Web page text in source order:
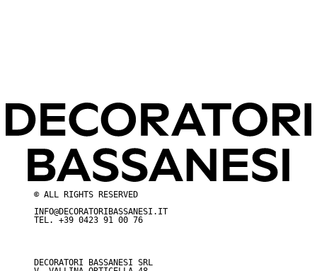
© ALL RIGHTS RESERVED
INFO@DECORATORIBASSANESI.IT
TEL. +39 0423 91 00 76
DECORATORI BASSANESI SRL